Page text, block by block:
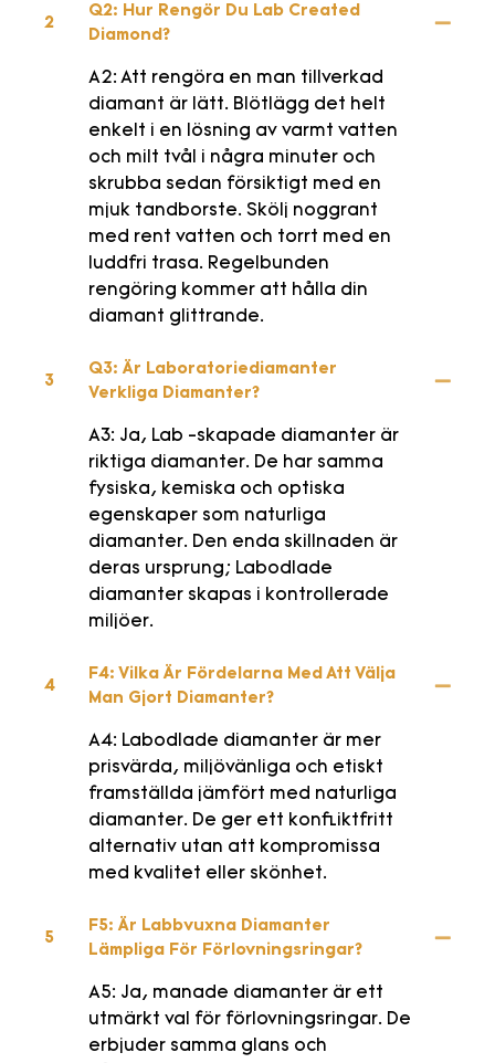
2
Q2: Hur Rengör Du Lab Created
Diamond?
A2: Att rengöra en man tillverkad
diamant är lätt. Blötlägg det helt
enkelt i en lösning av varmt vatten
och milt tvål i några minuter och
skrubba sedan försiktigt med en
mjuk tandborste. Skölj noggrant
med rent vatten och torrt med en
luddfri trasa. Regelbunden
rengöring kommer att hålla din
diamant glittrande.
3
Q3: Är Laboratoriediamanter
Verkliga Diamanter?
A3: Ja, Lab -skapade diamanter är
riktiga diamanter. De har samma
fysiska, kemiska och optiska
egenskaper som naturliga
diamanter. Den enda skillnaden är
deras ursprung; Labodlade
diamanter skapas i kontrollerade
miljöer.
4
F4: Vilka Är Fördelarna Med Att Välja
Man Gjort Diamanter?
A4: Labodlade diamanter är mer
prisvärda, miljövänliga och etiskt
framställda jämfört med naturliga
diamanter. De ger ett konfliktfritt
alternativ utan att kompromissa
med kvalitet eller skönhet.
5
F5: Är Labbvuxna Diamanter
Lämpliga För Förlovningsringar?
A5: Ja, manade diamanter är ett
utmärkt val för förlovningsringar. De
erbjuder samma glans och